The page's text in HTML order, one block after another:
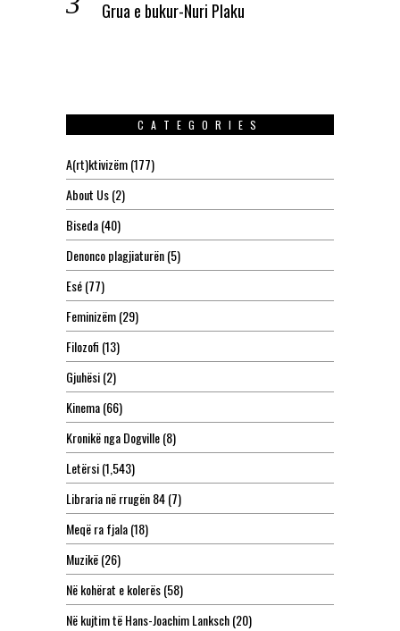
Grua e bukur-Nuri Plaku
CATEGORIES
A(rt)ktivizëm(177)
About Us(2)
Biseda(40)
Denonco plagjiaturën(5)
Esé(77)
Feminizëm(29)
Filozofi (13)
Gjuhësi(2)
Kinema(66)
Kronikë nga Dogville(8)
Letërsi(1,543)
Libraria në rrugën 84(7)
Meqë ra fjala(18)
Muzikë(26)
Në kohërat e kolerës(58)
Në kujtim të Hans-Joachim Lanksch(20)